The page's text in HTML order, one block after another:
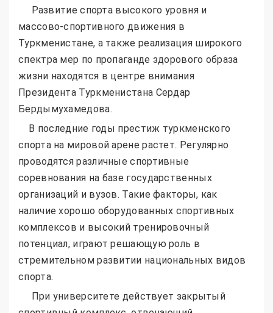
Развитие спорта высокого уровня и
массово-спортивного движения в
Туркменистане, а также реализация широкого
спектра мер по пропаганде здорового образа
жизни находятся в центре внимания
Президента Туркменистана Сердар
Бердымухамедова.
В последние годы престиж туркменского
спорта на мировой арене растет. Регулярно
проводятся различные спортивные
соревнования на базе государственных
организаций и вузов. Такие факторы, как
наличие хорошо оборудованных спортивных
комплексов и высокий тренировочный
потенциал, играют решающую роль в
стремительном развитии национальных видов
спорта.
При университете действует закрытый